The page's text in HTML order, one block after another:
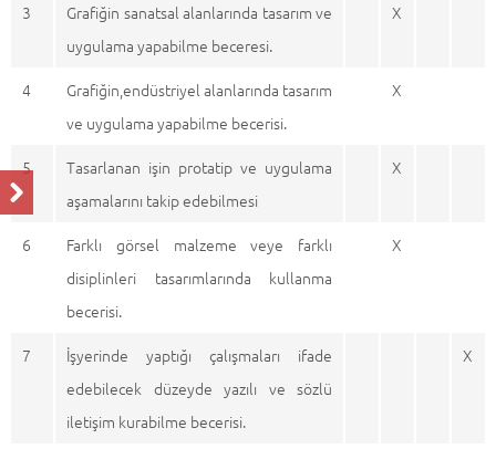
3
Grafiğin sanatsal alanlarında tasarım ve
uygulama yapabilme beceresi.
X
4
Grafiğin,endüstriyel alanlarında tasarım
ve uygulama yapabilme becerisi.
X
5
Tasarlanan işin protatip ve uygulama
aşamalarını takip edebilmesi
X
6
Farklı görsel malzeme veye farklı
disiplinleri tasarımlarında kullanma
becerisi.
X
7
İşyerinde yaptığı çalışmaları ifade
edebilecek düzeyde yazılı ve sözlü
iletişim kurabilme becerisi.
X